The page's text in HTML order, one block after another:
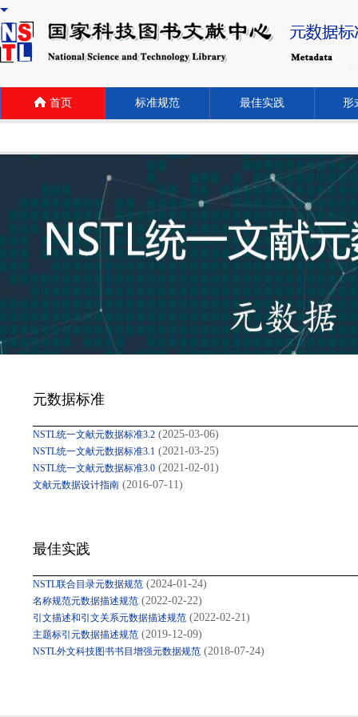
首页 标准规范 最佳实践 形
元数据标准
NSTL统一文献元数据标准3.2 (2025-03-06)
NSTL统一文献元数据标准3.1 (2021-03-25)
NSTL统一文献元数据标准3.0 (2021-02-01)
文献元数据设计指南 (2016-07-11)
最佳实践
NSTL联合目录元数据规范 (2024-01-24)
名称规范元数据描述规范 (2022-02-22)
引文描述和引文关系元数据描述规范 (2022-02-21)
主题标引元数据描述规范 (2019-12-09)
NSTL外文科技图书书目增强元数据规范 (2018-07-24)